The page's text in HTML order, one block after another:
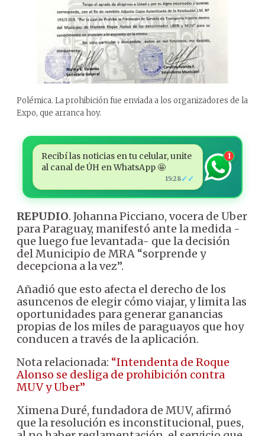
Polémica. La prohibición fue enviada a los organizadores de la
Expo, que arranca hoy.
Recibí las noticias en tu celular, unite
al canal de ÚH en WhatsApp 🤩
15:28✓✓
1
REPUDIO. Johanna Picciano, vocera de Uber
para Paraguay, manifestó ante la medida -
que luego fue levantada- que la decisión
del Municipio de MRA “sorprende y
decepciona a la vez”.
Añadió que esto afecta el derecho de los
asuncenos de elegir cómo viajar, y limita las
oportunidades para generar ganancias
propias de los miles de paraguayos que hoy
conducen a través de la aplicación.
Nota relacionada: “Intendenta de Roque
Alonso se desliga de prohibición contra
MUV y Uber”
Ximena Duré, fundadora de MUV, afirmó
que la resolución es inconstitucional, pues,